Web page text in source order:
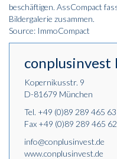
beschäftigen. AssCompact
Bildergalerie zusammen.
Source: ImmoCompact
conplusinvest
Kopernikusstr. 9
D-81679 München
Tel. +49 (0)89 289 465 63
Fax +49 (0)89 289 465 62
info@conplusinvest.de
www.conplusinvest.de